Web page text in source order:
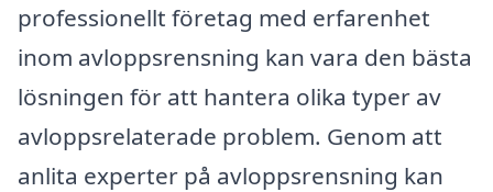
professionellt företag med erfarenhet
inom avloppsrensning kan vara den bästa
lösningen för att hantera olika typer av
avloppsrelaterade problem. Genom att
anlita experter på avloppsrensning kan